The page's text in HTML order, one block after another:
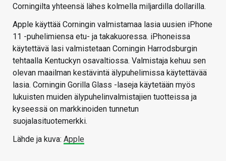
Corningilta yhteensä lähes kolmella miljardilla dollarilla.
Apple käyttää Corningin valmistamaa lasia uusien iPhone
11 -puhelimiensa etu- ja takakuoressa. iPhoneissa
käytettävä lasi valmistetaan Corningin Harrodsburgin
tehtaalla Kentuckyn osavaltiossa. Valmistaja kehuu sen
olevan maailman kestävintä älypuhelimissa käytettävää
lasia. Corningin Gorilla Glass -laseja käytetään myös
lukuisten muiden älypuhelinvalmistajien tuotteissa ja
kyseessä on markkinoiden tunnetun
suojalasituotemerkki.
Lähde ja kuva: Apple